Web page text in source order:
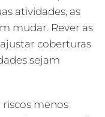
atividades, as
mudar. Rever as
coberturas
sejam
riscos menos